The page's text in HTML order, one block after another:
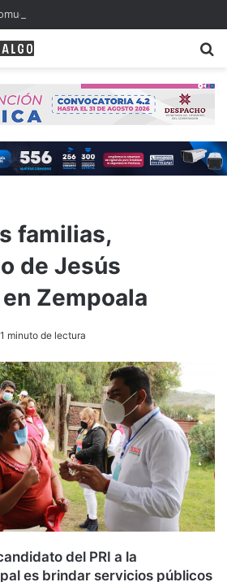
familias,
de Jesús
Zempoala
1 minuto de lectura
del PRI a la
es brindar servicios públicos